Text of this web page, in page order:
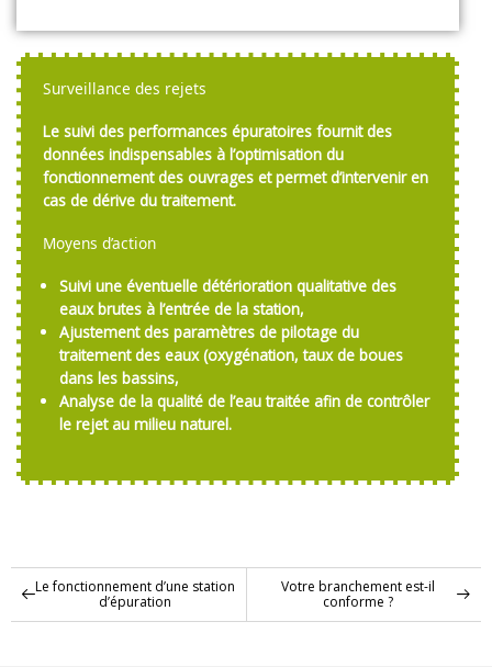
Surveillance des rejets
Le suivi des performances épuratoires fournit des
données indispensables à l’optimisation du
fonctionnement des ouvrages et permet d’intervenir en
cas de dérive du traitement.
Moyens d’action
Suivi une éventuelle détérioration qualitative des
eaux brutes à l’entrée de la station,
Ajustement des paramètres de pilotage du
traitement des eaux (oxygénation, taux de boues
dans les bassins,
Analyse de la qualité de l’eau traitée afin de contrôler
le rejet au milieu naturel.
Le fonctionnement d’une station
d’épuration
Votre branchement est-il
conforme ?